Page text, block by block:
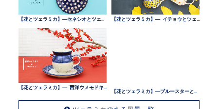
ツェラミカのある風景一覧